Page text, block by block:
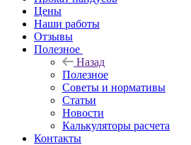
Цены
Наши работы
Отзывы
Полезное
Назад
Полезное
Советы и нормативы
Статьи
Новости
Калькуляторы расчета
Контакты